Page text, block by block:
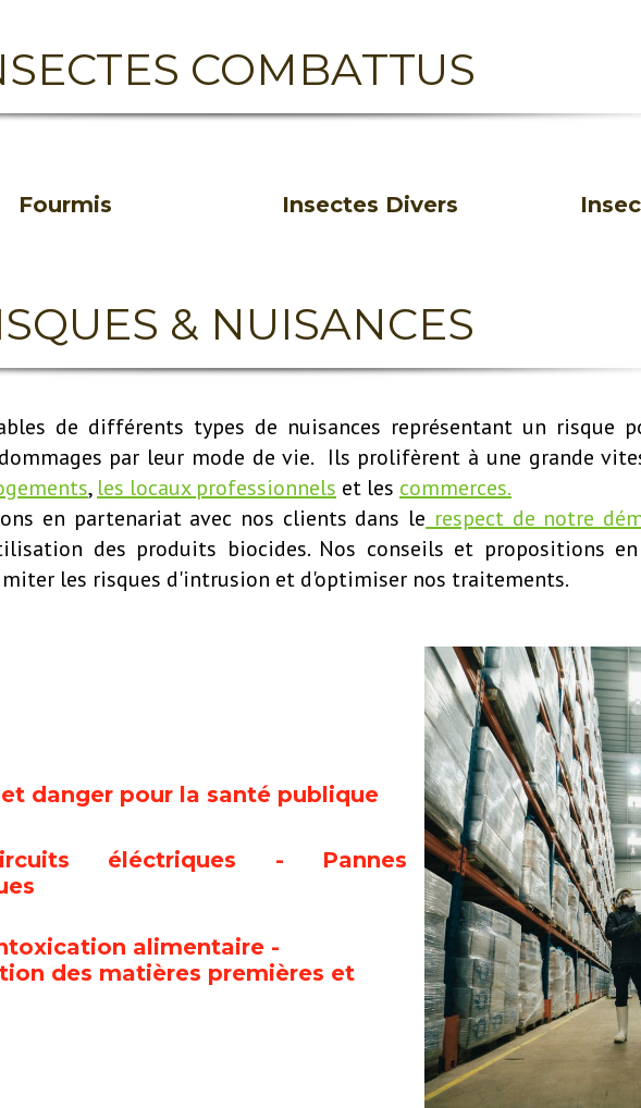
COMBATTUS
Fourmis Insectes Divers
& NUISANCES
de différents types de nuisances représentant un risque
par leur mode de vie. Ils prolifèrent à une grande
, les locaux professionnels et les commerces.
en partenariat avec nos clients dans le respect de notre
des produits biocides. Nos conseils et propositions
les risques d'intrusion et d'optimiser nos traitements.
danger pour la santé publique
éléctriques - Pannes
alimentaire -
des matières premières et